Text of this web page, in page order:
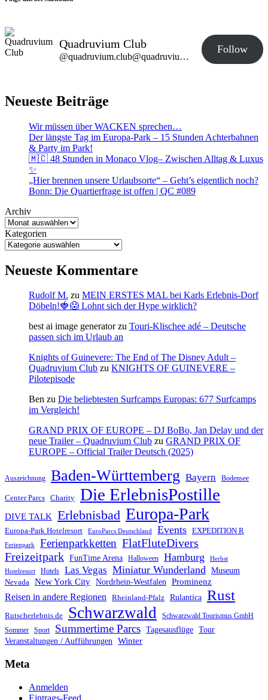
Quadruvium Club
@quadruvium.club@quadruvium.club
Follow
Neueste Beiträge
Wir müssen über WACKEN sprechen…
Der längste Tag im Europa-Park – 15 Stunden Achterbahnen
& Party im Park!
🇲🇨 48 Stunden in Monaco Vlog– Zwischen Alltag & Luxus
✨
„Hier brennen unsere Urlaubsorte“ – Geht’s eigentlich noch?
Bonn: Die Quartierfrage ist offen | QC #089
Archiv
Kategorien
Neueste Kommentare
Rudolf M. zu MEIN ERSTES MAL bei Karls Erlebnis-Dorf
Döbeln!🍓😱 Lohnt sich der Hype wirklich?
best ai image generatorzu Touri-Klischee adé – Deutsche
passen sich im Urlaub an
Knights of Guinevere: The End of The Disney Adult –
Quadruvium Club zu KNIGHTS OF GUINEVERE –
Pilotepisode
Ben zu Die beliebtesten Surfcamps Europas: 677 Surfcamps
im Vergleich!
GRAND PRIX OF EUROPE – DJ BoBo, Jan Delay und der
neue Trailer – Quadruvium Club zu GRAND PRIX OF
EUROPE – Official Trailer Deutsch (2025)
Auszeichnung Baden-Württemberg Bayern Bodensee
Center Parcs Charity Die ErlebnisPostille
DIVE TALK Erlebnisbad Europa-Park
Europa-Park Hotelresort EuroParcs Deutschland Events EXPEDITION R
Ferienpark Ferienparkketten FlatFluteDivers
Freizeitpark FunTime Arena Halloween Hamburg Herbst
Hotelresort Hotels Las Vegas Miniatur Wunderland Museum
Nevada New York City Nordrhein-Westfalen Prominenz
Reisen in andere Regionen
Rheinland-Pfalz Rulantica Rust
Rutscherlebnis.de Schwarzwald
Schwarzwald Tourismus GmbH
Sommer
Sport Summertime Parcs Tagesausflüge Tour
Veranstaltungen / Aufführungen Winter
Meta
Anmelden
Eintrags-Feed